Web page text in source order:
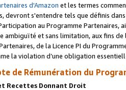
d'Amazon et les termes
devront s'entendre tels que définis
au Programme Partenaires,
ambiguïté et sans limitation, aux fins
de la Licence PI du
la violation d’une obligation
de Rémunération du
Recettes Donnant Droit